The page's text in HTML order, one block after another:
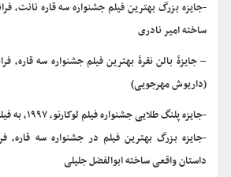
ساخته امیر نادری
(داریوش مهرجویی)
-جایزه پلنگ طلایی جشنواره فیلم لوکارنو، ۱۹۹۷، به فیلم آینه ساخته جعفر پناهی
داستان واقعی ساخته ابوالفضل جلیلی